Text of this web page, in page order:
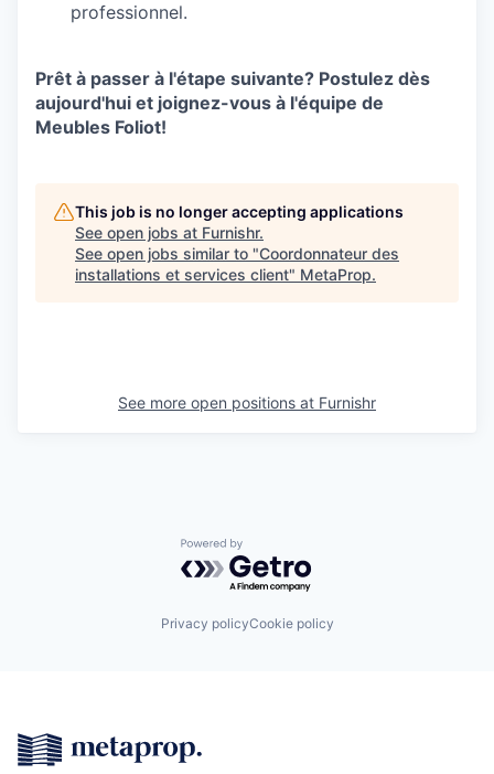
professionnel.
Prêt à passer à l'étape suivante? Postulez dès
aujourd'hui et joignez-vous à l'équipe de
Meubles Foliot!
This job is no longer accepting applications
See open jobs at Furnishr.
See open jobs similar to "Coordonnateur des
installations et services client" MetaProp.
See more open positions at Furnishr
Powered by Getro.com
Privacy policyCookie policy